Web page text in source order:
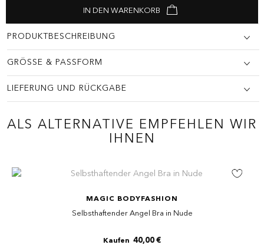
IN DEN WARENKORB
PRODUKTBESCHREIBUNG
GRÖSSE & PASSFORM
LIEFERUNG UND RÜCKGABE
ALS ALTERNATIVE EMPFEHLEN WIR
IHNEN
MAGIC BODYFASHION
Selbsthaftender Angel Bra in Nude
Kaufen 40,00 €
WIE BEWERTEN SIE DIESEN ARTIKEL?*
Review Image